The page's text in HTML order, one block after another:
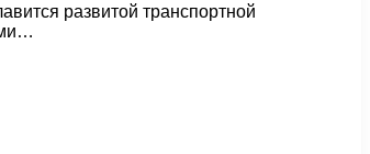
развитой транспортной